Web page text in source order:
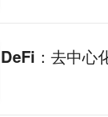
DeFi：去中心